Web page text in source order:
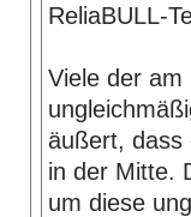
ReliaBULL-
Viele der am
äußert, dass
in der Mitte.
um diese